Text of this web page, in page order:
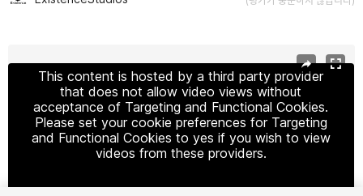
This content is hosted by a third party provider
that does not allow video views without
acceptance of Targeting and Functional Cookies.
Please set your cookie preferences for Targeting
and Functional Cookies to yes if you wish to view
videos from these providers.